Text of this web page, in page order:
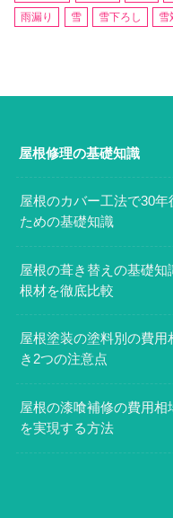
雨漏り
雪 雪下ろし 雪
屋根修理の基礎知識
屋根のカバー工法で30
ための基礎知識
屋根の葺き替えの基礎
根材を徹底比較
屋根塗装の塗料別の費
き2つの注意点
屋根の漆喰補修の費用
を実現する方法